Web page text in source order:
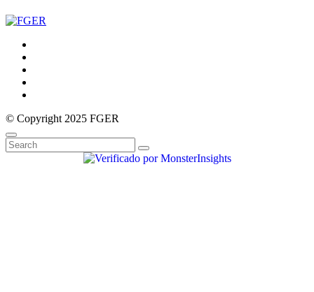
© Copyright 2025 FGER